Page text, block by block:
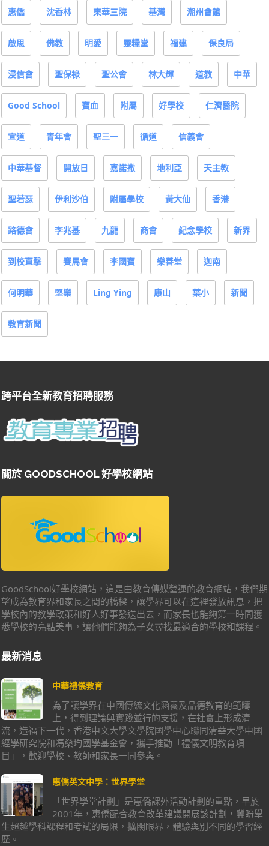
惠僑 沈香林 東華三院 基灣 潮州會館
啟思 佛教 明愛 靈糧堂 福建 保良局
浸信會 聖保祿 聖公會 林大輝 道教 中華
Good School 寶血 附屬 好學校 仁濟醫院
宣道 青年會 聖三一 循道 信義會
中華基督 開放日 嘉諾撒 地利亞 天主教
聖若瑟 伊利沙伯 附屬學校 黃大仙 香港
路德會 李兆基 九龍 商會 紀念學校 新界
到校直擊 賽馬會 李國寶 樂善堂 迦南
何明華 堅樂 Ling Ying 康山 葉小 新聞
教育新聞
跨平台全新教育招聘服務
關於 GOODSCHOOL 好學校網站
GoodSchool好學校網站，這是由教育傳媒營運的教育網站，我們期
望成為教育界和家長之間的橋樑，讓學界可以在這裡發放訊息，把
學校內的教學政策和好人好事發送出去，而家長也能夠第一時間獲
悉學校的亮點美事，讓他們能夠為子女尋找最適合的學校和課程。
最新消息
中華禮儀教育
為了讓學界在中國傳統文化涵養及品德教育的範疇
上，得到理論與實踐並行的支援，在社會上形成清
流，造福下一代，香港中文大學文學院國學中心聯同清華大學中國
經學研究院和馮燊均國學基金會，攜手推動「禮儀文明教育項
目」，歡迎學校、教師和家長一同參與。
惠僑英文中學：世界學堂
「世界學堂計劃」是惠僑課外活動計劃的重點，早於
2001年，惠僑配合教育改革建議開展該計劃，冀盼學
生超越學科課程和考試的局限，擴闊眼界，體驗與別不同的學習經
歷。